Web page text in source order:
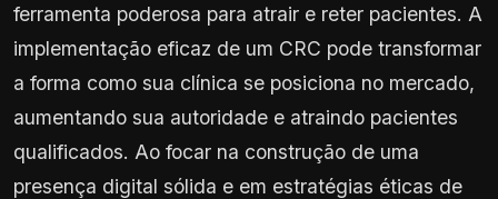
ferramenta poderosa para atrair e reter pacientes. A
implementação eficaz de um CRC pode transformar
a forma como sua clínica se posiciona no mercado,
aumentando sua autoridade e atraindo pacientes
qualificados. Ao focar na construção de uma
presença digital sólida e em estratégias éticas de